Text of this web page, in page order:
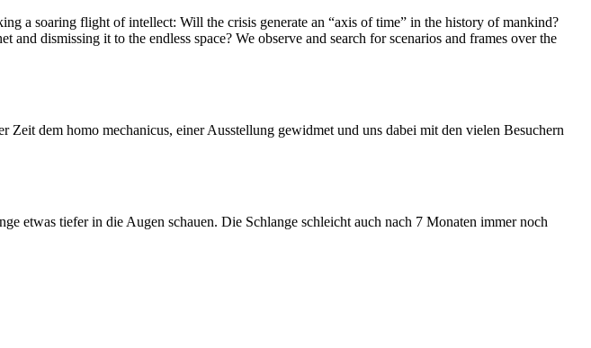
a soaring flight of intellect: Will the crisis generate an “axis of time” in the history of mankind?
dismissing it to the endless space? We observe and search for scenarios and frames over the
dem homo mechanicus, einer Ausstellung gewidmet und uns dabei mit den vielen Besuchern
etwas tiefer in die Augen schauen. Die Schlange schleicht auch nach 7 Monaten immer noch